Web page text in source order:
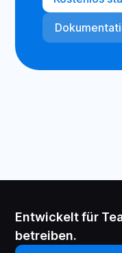
Entwickelt für
betreiben.